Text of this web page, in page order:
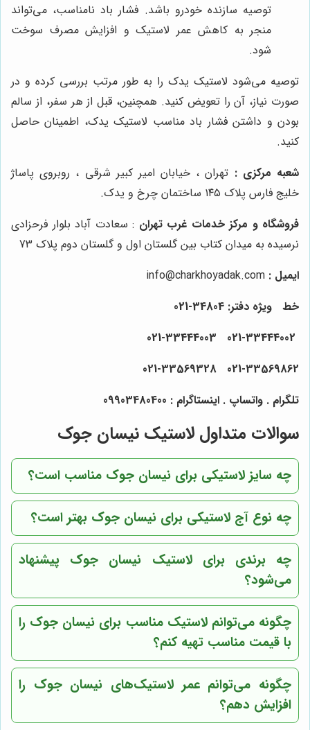
توصیه سازنده خودرو باشد. فشار باد نامناسب، می‌تواند
منجر به کاهش عمر لاستیک و افزایش مصرف سوخت
شود.
توصیه می‌شود لاستیک یدک را به طور مرتب بررسی کرده و در
صورت نیاز، آن را تعویض کنید. همچنین، قبل از هر سفر، از سالم
بودن و داشتن فشار باد مناسب لاستیک یدک، اطمینان حاصل
کنید.
شعبه مرکزی : تهران ، خیابان امیر کبیر شرقی ، روبروی پاساژ
خلیج فارس پلاک ۱۴۵ ساختمان چرخ و یدک.
فروشگاه و مرکز خدمات غرب تهران : سعادت آباد بلوار فرحزادی
نرسیده به میدان کتاب بین گلستان اول و گلستان دوم پلاک 73
ایمیل :
خط ویژه دفتر: 34804-021
021-33444002 021-33444003
021-33569862 021-33569328
تلگرام . واتساپ . اینستاگرام : 09903480400
سوالات متداول لاستیک نیسان جوک
چه سایز لاستیکی برای نیسان جوک مناسب است؟
چه نوع آج لاستیکی برای نیسان جوک بهتر است؟
چه برندی برای لاستیک نیسان جوک پیشنهاد
می‌شود؟
چگونه می‌توانم لاستیک مناسب برای نیسان جوک را
با قیمت مناسب تهیه کنم؟
چگونه می‌توانم عمر لاستیک‌های نیسان جوک را
افزایش دهم؟